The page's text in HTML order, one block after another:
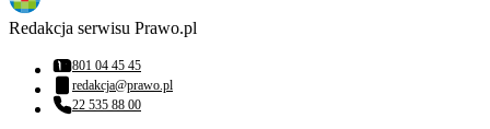
Redakcja serwisu Prawo.pl
Numer telefonu:
801 04 45 45
Adres email:
redakcja@prawo.pl
Numer telefonu:
22 535 88 00